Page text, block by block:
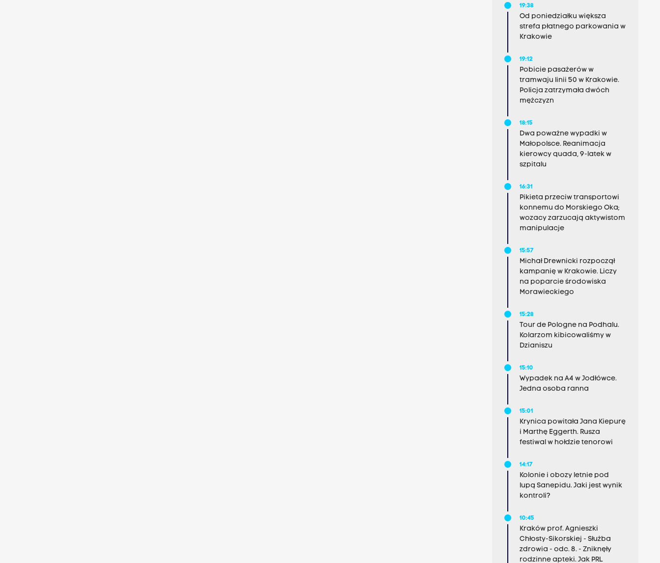
19:38
Od poniedziałku większa
strefa płatnego parkowania w
Krakowie
19:12
Pobicie pasażerów w
tramwaju linii 50 w Krakowie.
Policja zatrzymała dwóch
mężczyzn
18:15
Dwa poważne wypadki w
Małopolsce. Reanimacja
kierowcy quada, 9-latek w
szpitalu
16:31
Pikieta przeciw transportowi
konnemu do Morskiego Oka;
wozacy zarzucają aktywistom
manipulacje
15:57
Michał Drewnicki rozpoczął
kampanię w Krakowie. Liczy
na poparcie środowiska
Morawieckiego
15:28
Tour de Pologne na Podhalu.
Kolarzom kibicowaliśmy w
Dzianiszu
15:10
Wypadek na A4 w Jodłówce.
Jedna osoba ranna
15:01
Krynica powitała Jana Kiepurę
i Marthę Eggerth. Rusza
festiwal w hołdzie tenorowi
14:17
Kolonie i obozy letnie pod
lupą Sanepidu. Jaki jest wynik
kontroli?
10:45
Kraków prof. Agnieszki
Chłosty-Sikorskiej - Służba
zdrowia - odc. 8. - Zniknęły
rodzinne apteki. Jak PRL